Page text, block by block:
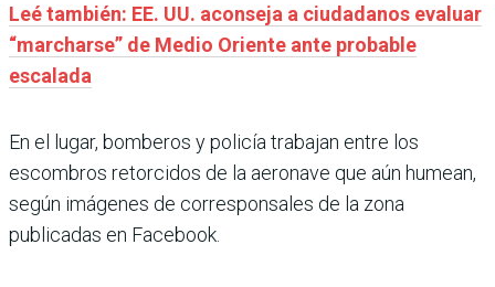
Leé también: EE. UU. aconseja a ciudadanos evaluar
“marcharse” de Medio Oriente ante probable
escalada
En el lugar, bomberos y policía trabajan entre los
escombros retorcidos de la aeronave que aún humean,
según imágenes de corresponsales de la zona
publicadas en Facebook.